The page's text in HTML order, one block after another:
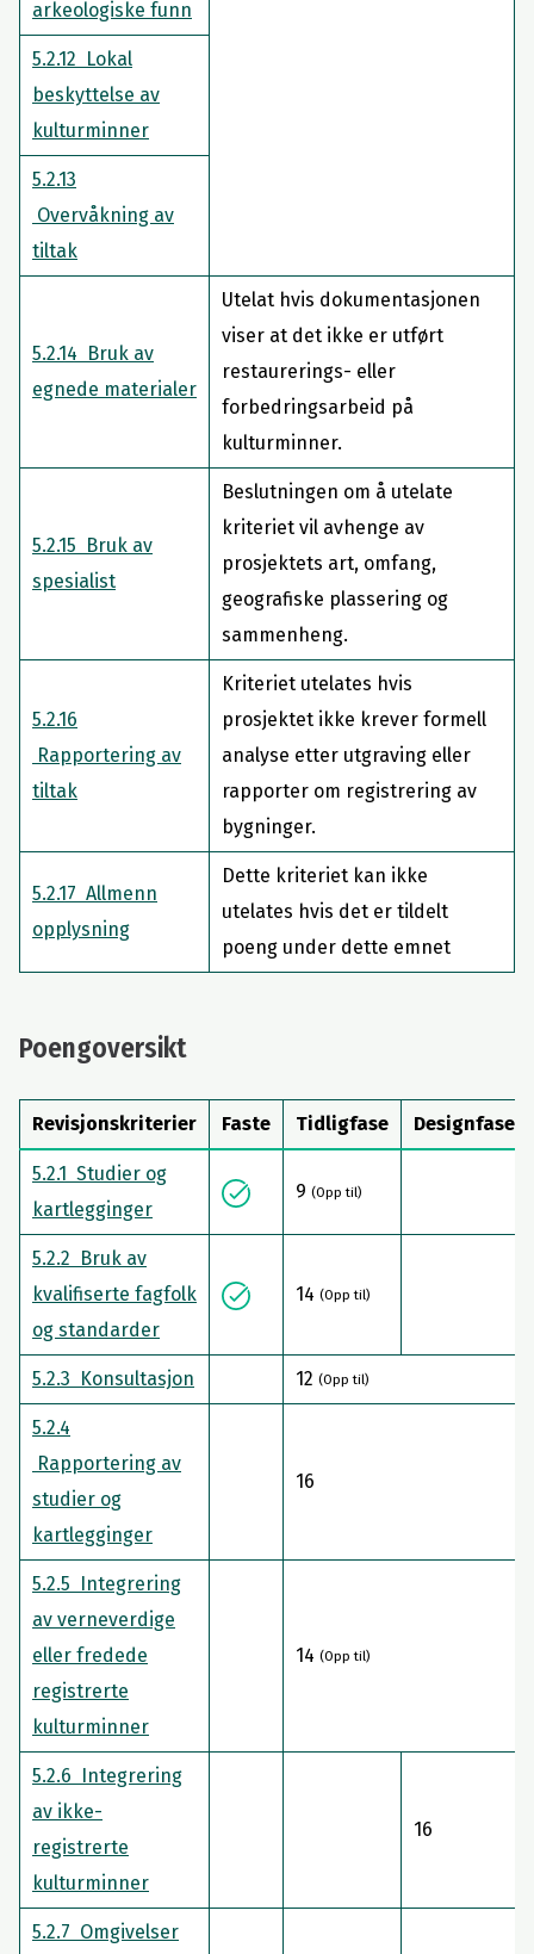
arkeologiske funn
5.2.12 Lokal
beskyttelse av
kulturminner
5.2.13
Overvåkning av
tiltak
5.2.14 Bruk av
egnede materialer
Utelat hvis dokumentasjonen
viser at det ikke er utført
restaurerings- eller
forbedringsarbeid på
kulturminner.
5.2.15 Bruk av
spesialist
Beslutningen om å utelate
kriteriet vil avhenge av
prosjektets art, omfang,
geografiske plassering og
sammenheng.
5.2.16
Rapportering av
tiltak
Kriteriet utelates hvis
prosjektet ikke krever formell
analyse etter utgraving eller
rapporter om registrering av
bygninger.
5.2.17 Allmenn
opplysning
Dette kriteriet kan ikke
utelates hvis det er tildelt
poeng under dette emnet
Poengoversikt
Revisjonskriterier Faste Tidligfase Designfase
5.2.1 Studier og
kartlegginger
9 (Opp til)
5.2.2 Bruk av
kvalifiserte fagfolk
og standarder
14 (Opp til)
5.2.3 Konsultasjon 12 (Opp til)
5.2.4
Rapportering av
studier og
kartlegginger
16
5.2.5 Integrering
av verneverdige
eller fredede
registrerte
kulturminner
14 (Opp til)
5.2.6 Integrering
av ikke-
registrerte
kulturminner
16
5.2.7 Omgivelser